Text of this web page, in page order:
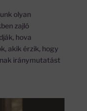
olyan
zajló
hova
akik érzik, hogy
iránymutatást